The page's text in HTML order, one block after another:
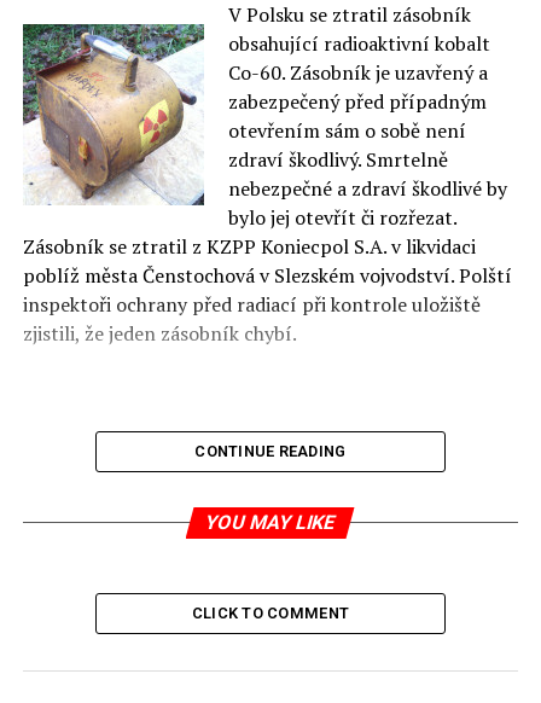
V Polsku se ztratil zásobník
obsahující radioaktivní kobalt
Co-60. Zásobník je uzavřený a
zabezpečený před případným
otevřením sám o sobě není
zdraví škodlivý. Smrtelně
nebezpečné a zdraví škodlivé by
bylo jej otevřít či rozřezat.
Zásobník se ztratil z KZPP Koniecpol S.A. v likvidaci
poblíž města Čenstochová v Slezském vojvodství. Polští
inspektoři ochrany před radiací při kontrole uložiště
zjistili, že jeden zásobník chybí.
zdroj:dziennikzachodni.pl
CONTINUE READING
YOU MAY LIKE
CLICK TO COMMENT